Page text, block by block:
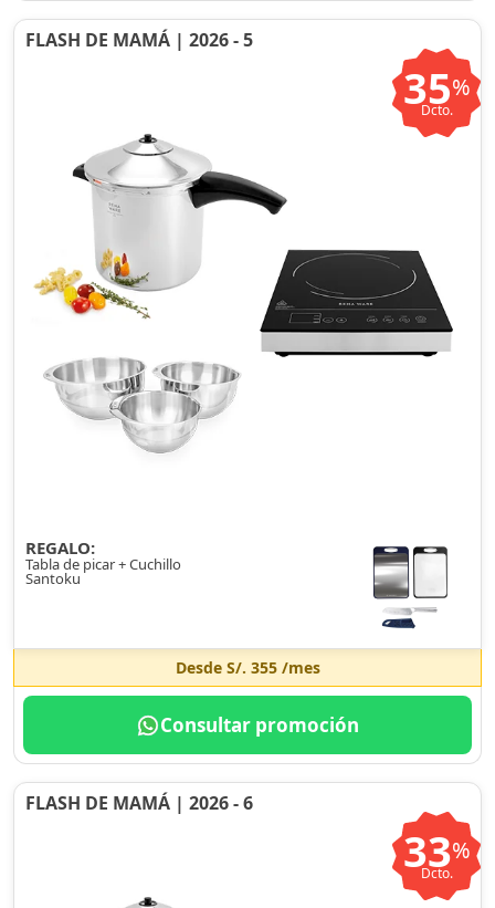
FLASH DE MAMÁ | 2026 - 5
35%
Dcto.
REGALO:
Tabla de picar + Cuchillo
Santoku
Desde S/. 355/mes
Consultar promoción
FLASH DE MAMÁ | 2026 - 6
33%
Dcto.